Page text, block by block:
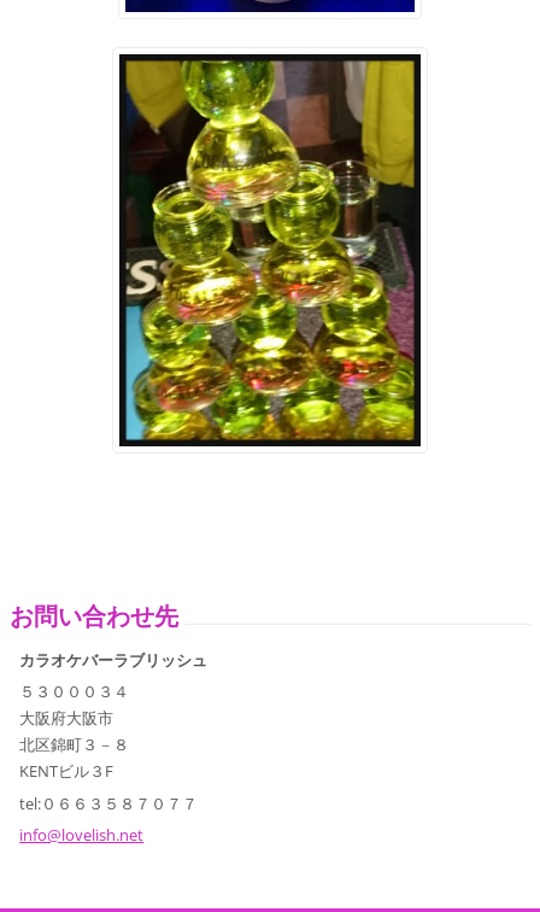
お問い合わせ先
カラオケバーラブリッシュ
５３０００３４
大阪府大阪市
北区錦町３－８
KENTビル３F
tel:０６６３５８７０７７
info@lovelish.net